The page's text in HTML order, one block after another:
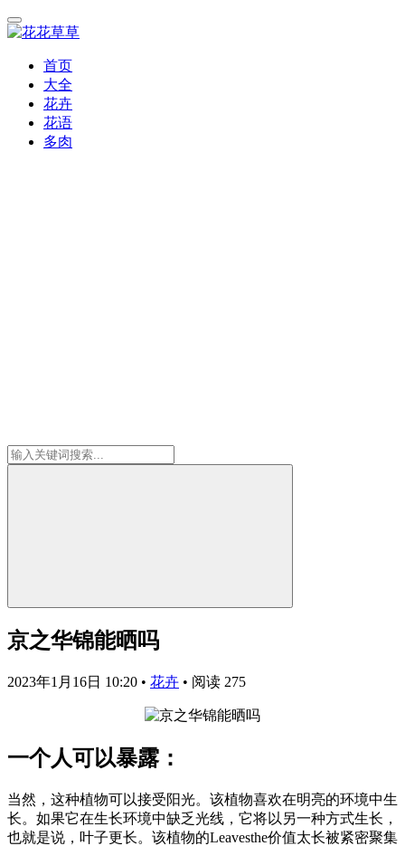
首页
大全
花卉
花语
多肉
京之华锦能晒吗
2023年1月16日 10:20 • 花卉 • 阅读 275
一个人可以暴露：
当然，这种植物可以接受阳光。该植物喜欢在明亮的环境中生
长。如果它在生长环境中缺乏光线，它将以另一种方式生长，
也就是说，叶子更长。该植物的Leavesthe价值太长被紧密聚集